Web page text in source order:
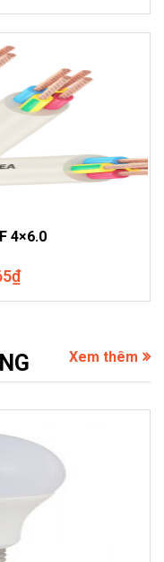
4×6.0
₫
Xem thêm